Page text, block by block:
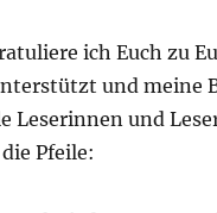
ich Euch zu
und meine
Leserinnen und
Pfeile: